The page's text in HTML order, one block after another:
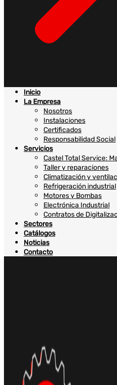
Inicio
La Empresa
Nosotros
Instalaciones
Certificados
Responsabilidad Social
Servicios
Castel Total Service:
Taller y reparaciones
Climatización y
Refrigeración industrial
Motores y Bombas
Electrónica Industrial
Contratos de
Sectores
Catálogos
Noticias
Contacto